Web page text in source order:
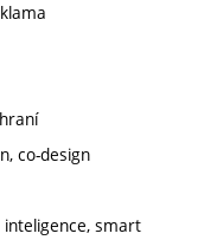
co-design
smart